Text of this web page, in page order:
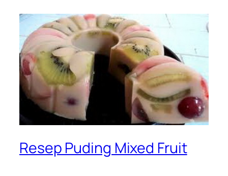
Resep Puding Mixed Fruit